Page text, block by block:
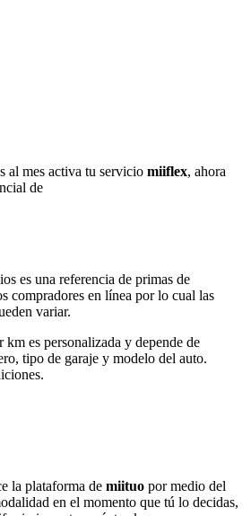
al mes activa tu servicio miiflex, ahora
de
es una referencia de primas de
compradores en línea por lo cual las
variar.
es personalizada y depende de
tipo de garaje y modelo del auto.
la plataforma de miituo por medio del
en el momento que tú lo decidas,